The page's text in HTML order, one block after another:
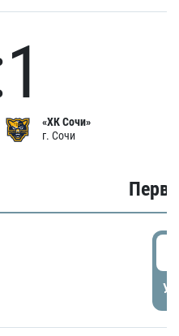
«ХК Сочи»
г. Сочи